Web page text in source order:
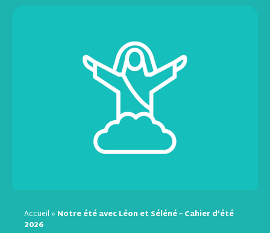
Accueil» Notre été avec Léon et Séléné – Cahier d’été
2026